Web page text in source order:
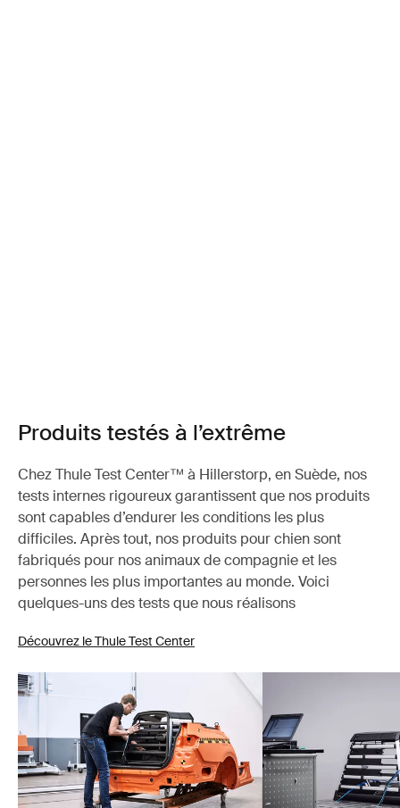
Produits testés à l’extrême
Chez Thule Test Center™ à Hillerstorp, en Suède, nos
tests internes rigoureux garantissent que nos produits
sont capables d’endurer les conditions les plus
difficiles. Après tout, nos produits pour chien sont
fabriqués pour nos animaux de compagnie et les
personnes les plus importantes au monde. Voici
quelques-uns des tests que nous réalisons
Découvrez le Thule Test Center